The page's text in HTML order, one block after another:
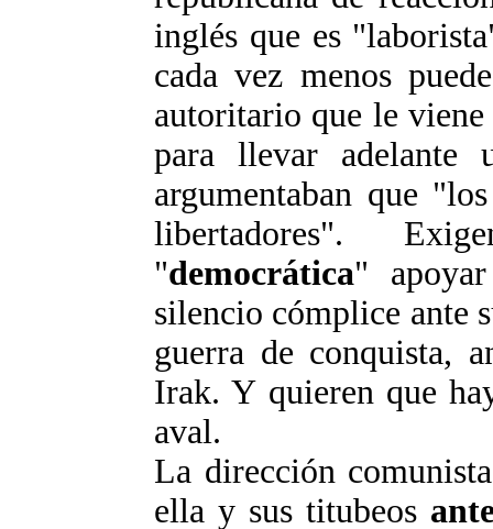
inglés que es
cada vez menos
autoritario que le
para llevar
argumentaban que
libertadores".
"democrática"
silencio cómplice ante
guerra de conquista,
Irak. Y quieren que
aval.
La dirección
ella y sus titubeos